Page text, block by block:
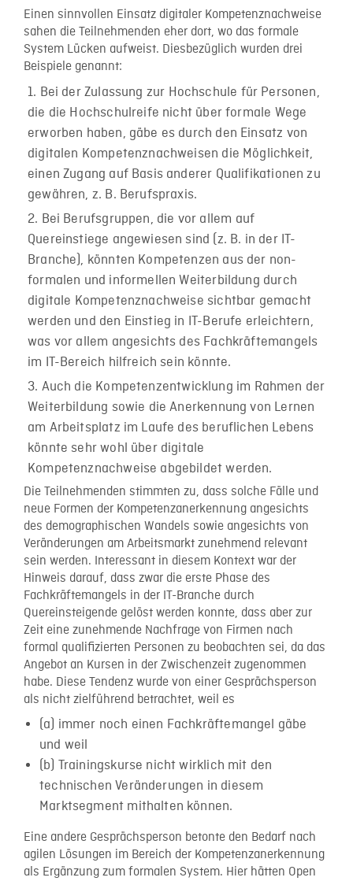
Einen sinnvollen Einsatz digitaler Kompetenznachweise
sahen die Teilnehmenden eher dort, wo das formale
System Lücken aufweist. Diesbezüglich wurden drei
Beispiele genannt:
Bei der Zulassung zur Hochschule für Personen,
die die Hochschulreife nicht über formale Wege
erworben haben, gäbe es durch den Einsatz von
digitalen Kompetenznachweisen die Möglichkeit,
einen Zugang auf Basis anderer Qualifikationen zu
gewähren, z. B. Berufspraxis.
Bei Berufsgruppen, die vor allem auf
Quereinstiege angewiesen sind (z. B. in der IT-
Branche), könnten Kompetenzen aus der non-
formalen und informellen Weiterbildung durch
digitale Kompetenznachweise sichtbar gemacht
werden und den Einstieg in IT-Berufe erleichtern,
was vor allem angesichts des Fachkräftemangels
im IT-Bereich hilfreich sein könnte.
Auch die Kompetenzentwicklung im Rahmen der
Weiterbildung sowie die Anerkennung von Lernen
am Arbeitsplatz im Laufe des beruflichen Lebens
könnte sehr wohl über digitale
Kompetenznachweise abgebildet werden.
Die Teilnehmenden stimmten zu, dass solche Fälle und
neue Formen der Kompetenzanerkennung angesichts
des demographischen Wandels sowie angesichts von
Veränderungen am Arbeitsmarkt zunehmend relevant
sein werden. Interessant in diesem Kontext war der
Hinweis darauf, dass zwar die erste Phase des
Fachkräftemangels in der IT-Branche durch
Quereinsteigende gelöst werden konnte, dass aber zur
Zeit eine zunehmende Nachfrage von Firmen nach
formal qualifizierten Personen zu beobachten sei, da das
Angebot an Kursen in der Zwischenzeit zugenommen
habe. Diese Tendenz wurde von einer Gesprächsperson
als nicht zielführend betrachtet, weil es
(a) immer noch einen Fachkräftemangel gäbe
und weil
(b) Trainingskurse nicht wirklich mit den
technischen Veränderungen in diesem
Marktsegment mithalten können.
Eine andere Gesprächsperson betonte den Bedarf nach
agilen Lösungen im Bereich der Kompetenzanerkennung
als Ergänzung zum formalen System. Hier hätten Open